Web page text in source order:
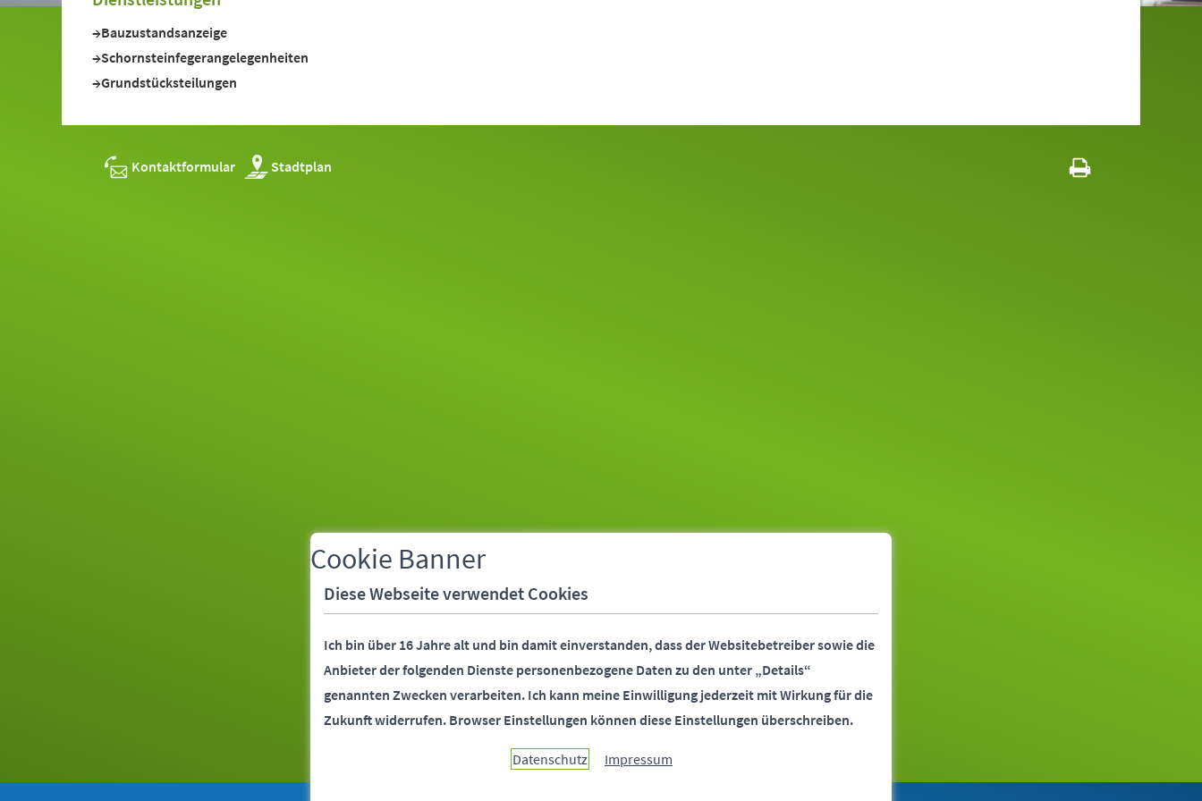
Bauzustandsanzeige
Schornsteinfegerangelegenheiten
Grundstücksteilungen
Kontaktformular Stadtplan
Cookie Banner
Diese Webseite verwendet Cookies
Ich bin über 16 Jahre alt und bin damit einverstanden, dass der Websitebetreiber sowie die
Anbieter der folgenden Dienste personenbezogene Daten zu den unter „Details“
genannten Zwecken verarbeiten. Ich kann meine Einwilligung jederzeit mit Wirkung für die
Zukunft widerrufen. Browser Einstellungen können diese Einstellungen überschreiben.
Datenschutz Impressum